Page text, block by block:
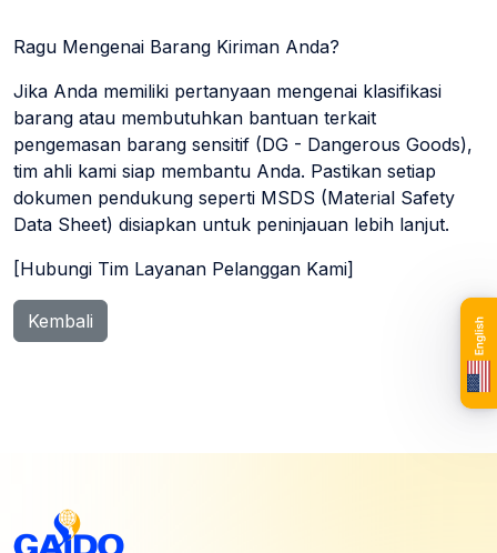
Ragu Mengenai Barang Kiriman Anda?
Jika Anda memiliki pertanyaan mengenai klasifikasi
barang atau membutuhkan bantuan terkait
pengemasan barang sensitif (DG - Dangerous Goods),
tim ahli kami siap membantu Anda. Pastikan setiap
dokumen pendukung seperti MSDS (Material Safety
Data Sheet) disiapkan untuk peninjauan lebih lanjut.
[Hubungi Tim Layanan Pelanggan Kami]
Kembali